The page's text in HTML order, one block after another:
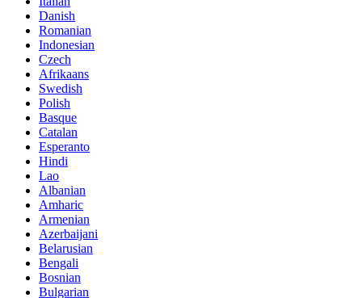
Danish
Romanian
Indonesian
Czech
Afrikaans
Swedish
Polish
Basque
Catalan
Esperanto
Hindi
Lao
Albanian
Amharic
Armenian
Azerbaijani
Belarusian
Bengali
Bosnian
Bulgarian